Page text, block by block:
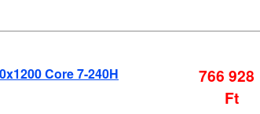
Core 7-240H
766 928
Ft